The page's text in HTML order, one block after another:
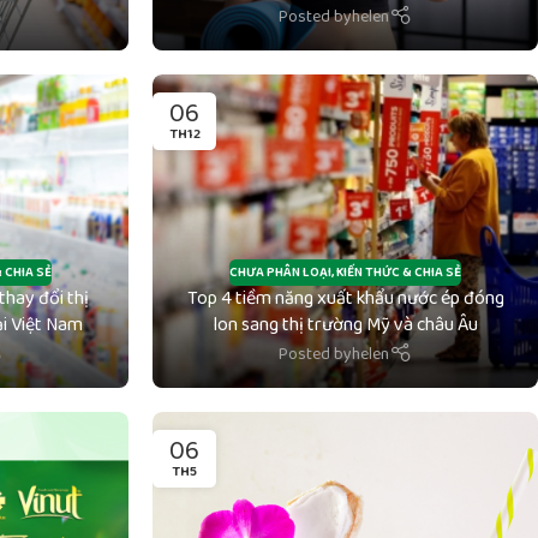
Posted byhelen
CHIA SẺ
đổi thị
Việt Nam
06
TH12
CHƯA PHÂN LOẠI,KIẾN THỨC & CHIA SẺ
Top 4 tiềm năng xuất khẩu nước ép đóng
lon sang thị trường Mỹ và châu Âu
Posted byhelen
06
TH5